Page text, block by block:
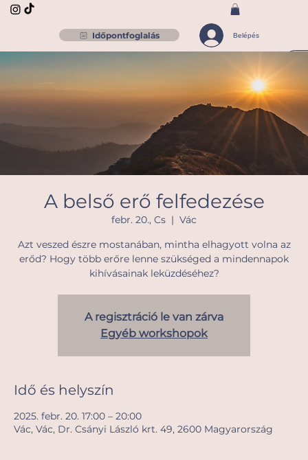
Időpontfoglalás Belépés
A belső erő felfedezése
febr. 20., Cs
  |
Vác
Azt veszed észre mostanában, mintha elhagyott volna az
erőd? Hogy több erőre lenne szükséged a mindennapok
kihívásainak leküzdéséhez?
A regisztráció le van zárva
Egyéb workshopok
Idő és helyszín
2025. febr. 20. 17:00 – 20:00
Vác, Vác, Dr. Csányi László krt. 49, 2600 Magyarország